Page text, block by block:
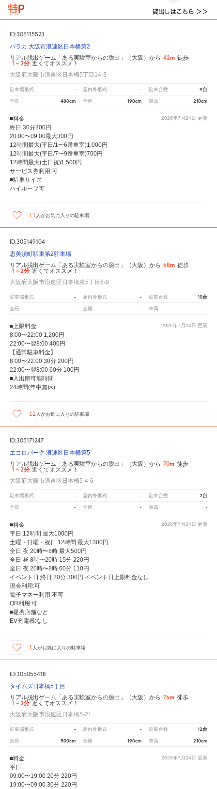
ID:305115523
パラカ 大阪市浪速区日本橋第2
リアル脱出ゲーム「ある実験室からの脱出」（大阪）から 42m 徒歩
1～2分 近くてオススメ！
大阪府大阪市浪速区日本橋5丁目14-3
駐車場形式 - 屋内外形式 - 駐車台数 9台
全長 480cm 全幅 190cm 車高 210cm
2026年7月24日 更新
■料金
終日 30分300円
20:00〜09:00最大300円
12時間最大(平日/1〜6番車室)1,000円
12時間最大(平日/7〜9番車室)700円
12時間最大(土日祝)1,500円
サービス券利用:可
■駐車サイズ
ハイルーフ可
11 人がお気に入りの駐車場
ID:305149104
恵美須町駅東第2駐車場
リアル脱出ゲーム「ある実験室からの脱出」（大阪）から 68m 徒歩
1～2分 近くてオススメ！
大阪府大阪市浪速区日本橋東5丁目6-9
駐車場形式 - 屋内外形式 - 駐車台数 10台
全長 - 全幅 - 車高 -
2026年7月24日 更新
■上限料金
8:00〜22:00 1,200円
22:00〜翌8:00 400円
【通常駐車料金】
8:00〜22:00 30分 200円
22:00〜翌8:00 60分 100円
■入出庫可能時間
24時間(年中無休)
11 人がお気に入りの駐車場
ID:305171247
エコロパーク 浪速区日本橋第5
リアル脱出ゲーム「ある実験室からの脱出」（大阪）から 70m 徒歩
1～2分 近くてオススメ！
大阪府大阪市浪速区日本橋5-4-6
駐車場形式 - 屋内外形式 - 駐車台数 2台
全長 - 全幅 - 車高 -
2026年7月24日 更新
■料金
平日 12時間 最大1000円
土曜・日曜・祝日 12時間 最大1300円
全日 夜 20時〜8時 最大500円
全日 昼 8時〜20時 15分 220円
全日 夜 20時〜8時 60分 110円
イベント日 終日 20分 300円 イベント日上限料金なし
現金利用:可
電子マネー利用:不可
QR利用:可
■提携店舗など
EV充電器:なし
1 人がお気に入りの駐車場
ID:305055418
タイムズ日本橋5丁目
リアル脱出ゲーム「ある実験室からの脱出」（大阪）から 76m 徒歩
1～2分 近くてオススメ！
大阪府大阪市浪速区日本橋5-21
駐車場形式 - 屋内外形式 - 駐車台数 12台
全長 500cm 全幅 190cm 車高 210cm
2026年7月24日 更新
■料金
平日
09:00〜19:00 20分 220円
19:00〜09:00 30分 220円